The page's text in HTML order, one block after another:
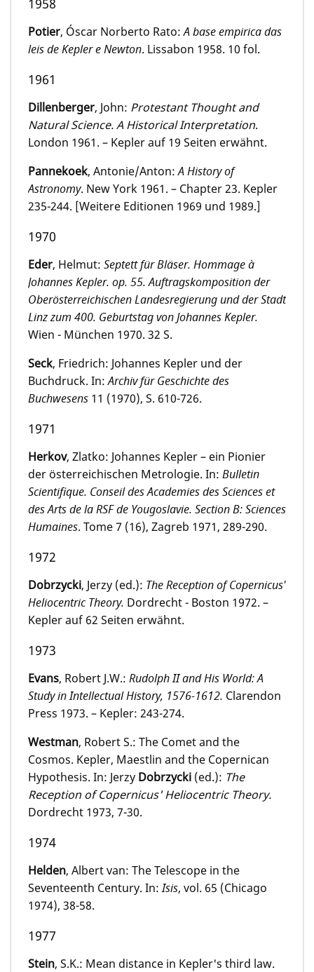
1958
Potier, Óscar Norberto Rato:A base empirica das
leis de Kepler e Newton. Lissabon 1958. 10 fol.
1961
Dillenberger, John: Protestant Thought and
Natural Science. A Historical Interpretation.
London 1961. – Kepler auf 19 Seiten erwähnt.
Pannekoek, Antonie/Anton:A History of
Astronomy. New York 1961. – Chapter 23. Kepler
235-244. [Weitere Editionen 1969 und 1989.]
1970
Eder, Helmut: Septett für Bläser. Hommage à
Johannes Kepler. op. 55. Auftragskomposition der
Oberösterreichischen Landesregierung und der Stadt
Linz zum 400. Geburtstag von Johannes Kepler.
Wien - München 1970. 32 S.
Seck, Friedrich: Johannes Kepler und der
Buchdruck. In:Archiv für Geschichte des
Buchwesens 11 (1970), S. 610-726.
1971
Herkov, Zlatko: Johannes Kepler – ein Pionier
der österreichischen Metrologie. In: Bulletin
Scientifique. Conseil des Academies des Sciences et
des Arts de la RSF de Yougoslavie. Section B: Sciences
Humaines. Tome 7 (16), Zagreb 1971, 289-290.
1972
Dobrzycki, Jerzy (ed.): The Reception of Copernicus'
Heliocentric Theory. Dordrecht - Boston 1972. –
Kepler auf 62 Seiten erwähnt.
1973
Evans, Robert J.W.: Rudolph II and His World: A
Study in Intellectual History, 1576-1612. Clarendon
Press 1973. – Kepler: 243-274.
Westman, Robert S.: The Comet and the
Cosmos. Kepler, Maestlin and the Copernican
Hypothesis. In: Jerzy Dobrzycki (ed.): The
Reception of Copernicus' Heliocentric Theory.
Dordrecht 1973, 7-30.
1974
Helden, Albert van: The Telescope in the
Seventeenth Century. In:Isis, vol. 65 (Chicago
1974), 38-58.
1977
Stein, S.K.: Mean distance in Kepler's third law.